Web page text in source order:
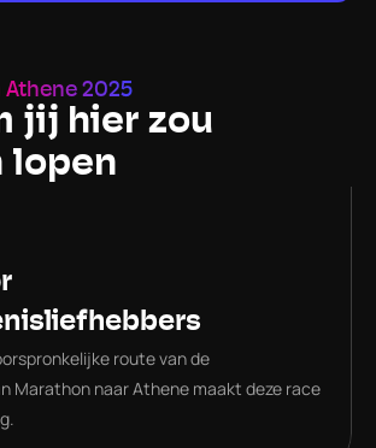
2025
jij hier zou
lopen
route van de
Marathon naar Athene maakt deze race
– Record vrouwen: 2:31:06